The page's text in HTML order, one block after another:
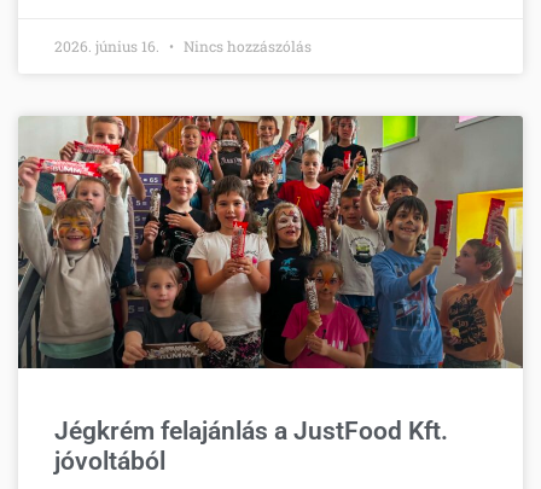
2026. június 16. Nincs hozzászólás
Jégkrém felajánlás a JustFood Kft.
jóvoltából